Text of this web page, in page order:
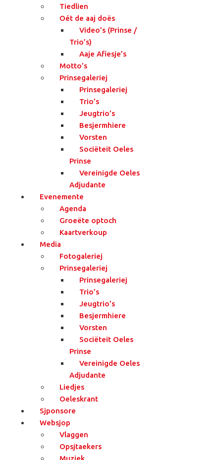
Tiedlien
Oét de aaj doës
Video’s (Prinse /
Trio’s)
Aaje Afiesje’s
Motto’s
Prinsegaleriej
Prinsegaleriej
Trio’s
Jeugtrio’s
Besjermhiere
Vorsten
Sociëteit Oeles
Prinse
Vereinigde Oeles
Adjudante
Evenemente
Agenda
Groeëte optoch
Kaartverkoup
Media
Fotogaleriej
Prinsegaleriej
Prinsegaleriej
Trio’s
Jeugtrio’s
Besjermhiere
Vorsten
Sociëteit Oeles
Prinse
Vereinigde Oeles
Adjudante
Liedjes
Oeleskrant
Sjponsore
Websjop
Vlaggen
Opsjtaekers
Muziek